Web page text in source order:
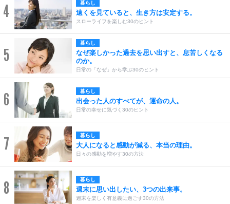
4 暮らし
遠くを見ていると、生き方は安定する。
スローライフを楽しむ30のヒント
5
暮らし
なぜ楽しかった過去を思い出すと、息苦しくなる
のか。
日常の「なぜ」から学ぶ30のヒント
6 暮らし
出会った人のすべてが、運命の人。
日常の幸せに気づく30のヒント
7 暮らし
大人になると感動が減る、本当の理由。
日々の感動を増やす30の方法
8 暮らし
週末に思い出したい、3つの出来事。
週末を楽しく有意義に過ごす30の方法